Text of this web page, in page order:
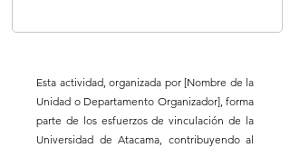
Esta actividad, organizada por [Nombre de la
Unidad o Departamento Organizador], forma
parte de los esfuerzos de vinculación de la
Universidad de Atacama, contribuyendo al